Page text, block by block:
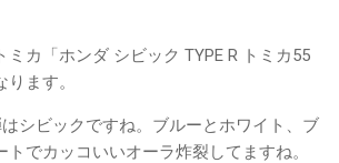
カ「ホンダ シビック TYPE R トミカ55
ます。
シビックですね。ブルーとホワイト、ブ
でカッコいいオーラ炸裂してますね。